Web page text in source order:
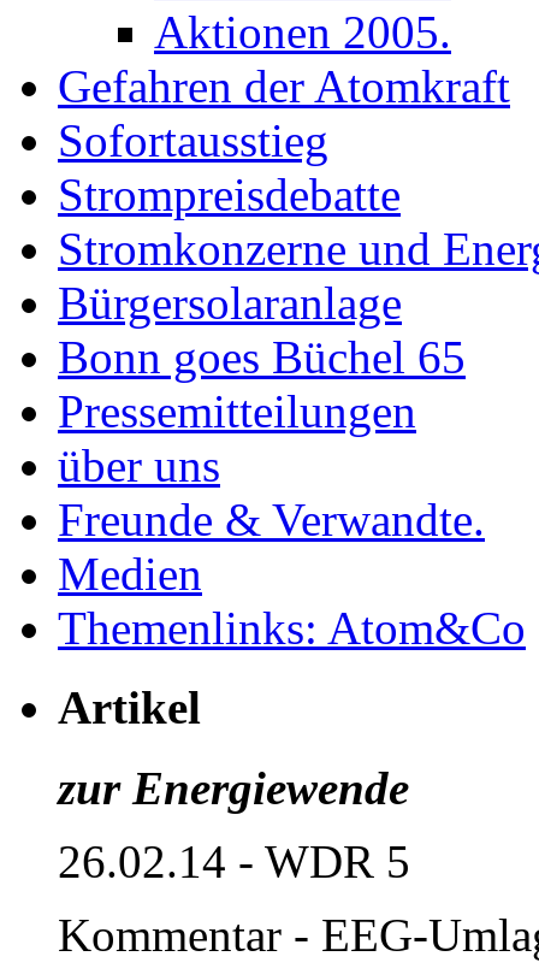
Aktionen 2005.
Gefahren der Atomkraft
Sofortausstieg
Strompreisdebatte
Stromkonzerne und
Bürgersolaranlage
Bonn goes Büchel 65
Pressemitteilungen
über uns
Freunde & Verwandte.
Medien
Themenlinks: Atom&Co
Artikel
zur Energiewende
26.02.14 - WDR 5
Kommentar - EEG-